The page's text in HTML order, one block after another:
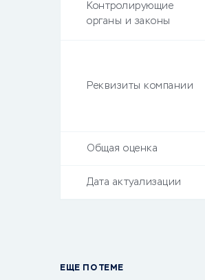
Контролирующие
органы и законы
Реквизиты компании
Общая оценка
Дата актуализации
ЕЩЕ ПО ТЕМЕ